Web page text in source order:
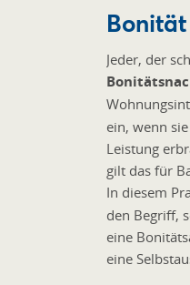
Jeder, der
ein, wenn
Leistung
gilt das für
In diesem
den Begriff,
eine
eine